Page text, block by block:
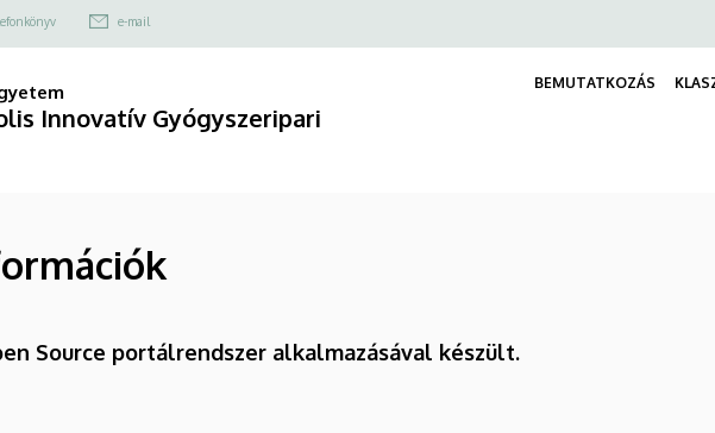
e-mail
Innovatív Gyógyszeripari
BEMUTATKOZÁS
Source portálrendszer alkalmazásával készült.